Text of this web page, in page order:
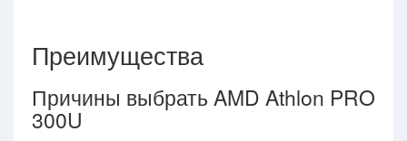
Преимущества
Причины выбрать AMD Athlon PRO
300U